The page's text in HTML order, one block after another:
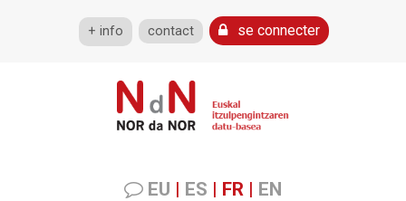
+ info contact se connecter
EU | ES | FR | EN